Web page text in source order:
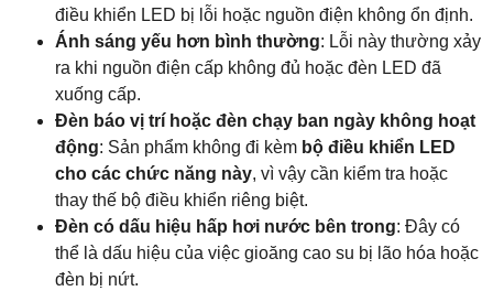
điều khiển LED bị lỗi hoặc nguồn điện không ổn định.
Ánh sáng yếu hơn bình thường: Lỗi này thường xảy
ra khi nguồn điện cấp không đủ hoặc đèn LED đã
xuống cấp.
Đèn báo vị trí hoặc đèn chạy ban ngày không hoạt
động: Sản phẩm không đi kèm bộ điều khiển LED
cho các chức năng này, vì vậy cần kiểm tra hoặc
thay thế bộ điều khiển riêng biệt.
Đèn có dấu hiệu hấp hơi nước bên trong: Đây có
thể là dấu hiệu của việc gioăng cao su bị lão hóa hoặc
đèn bị nứt.